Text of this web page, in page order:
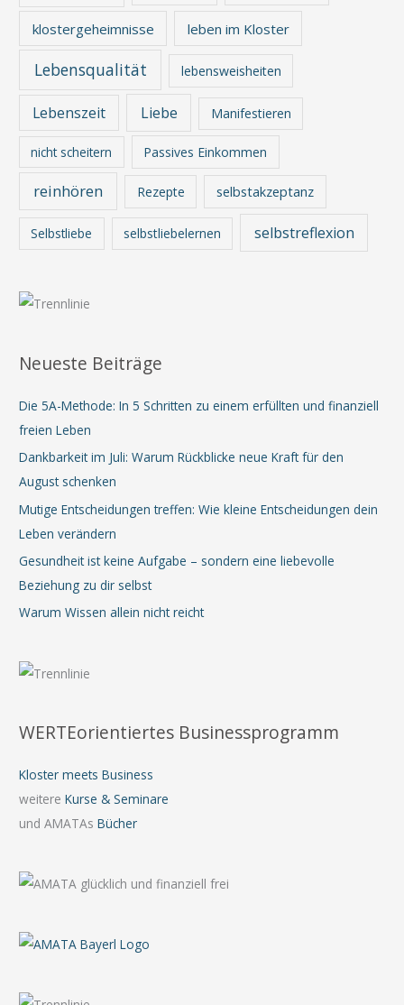
klostergeheimnisse leben im Kloster
Lebensqualität lebensweisheiten
Lebenszeit Liebe Manifestieren
nicht scheitern Passives Einkommen
reinhören Rezepte selbstakzeptanz
Selbstliebe selbstliebelernen selbstreflexion
Neueste Beiträge
Die 5A-Methode: In 5 Schritten zu einem erfüllten und finanziell
freien Leben
Dankbarkeit im Juli: Warum Rückblicke neue Kraft für den
August schenken
Mutige Entscheidungen treffen: Wie kleine Entscheidungen dein
Leben verändern
Gesundheit ist keine Aufgabe – sondern eine liebevolle
Beziehung zu dir selbst
Warum Wissen allein nicht reicht
WERTEorientiertes Businessprogramm
Kloster meets Business
weitereKurse & Seminare
und AMATAsBücher